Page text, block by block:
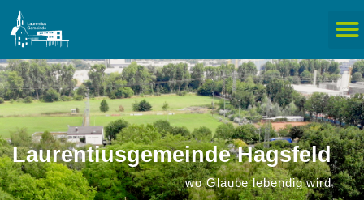
Laurentiusgemeinde Hagsfeld
wo Glaube lebendig wird